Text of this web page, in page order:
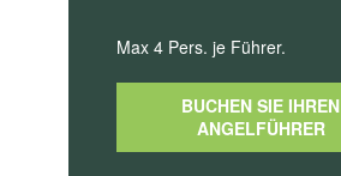
Max 4 Pers. je Führer.
BUCHEN SIE IHREN
ANGELFÜHRER